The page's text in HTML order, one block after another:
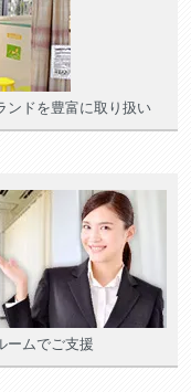
ンドを豊富に取り扱い
ームでご支援